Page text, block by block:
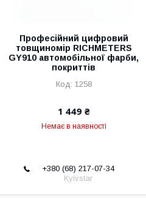
Професійний цифровий
товщиномір RICHMETERS
GY910 автомобільної фарби,
покриттів
1258
1 449 ₴
Немає в наявності
+380 (68) 217-07-34
Kyivstar